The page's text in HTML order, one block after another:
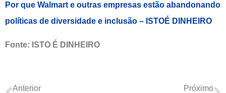
Por que Walmart e outras empresas estão abandonando
políticas de diversidade e inclusão – ISTOÉ DINHEIRO
Fonte: ISTO É DINHEIRO
Anterior Próximo